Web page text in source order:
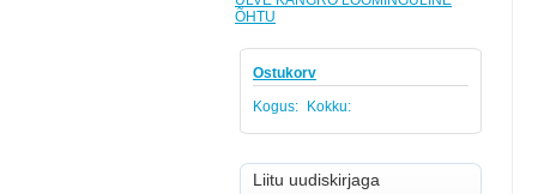
ÕHTU
Ostukorv
Kogus:
Kokku:
Liitu uudiskirjaga